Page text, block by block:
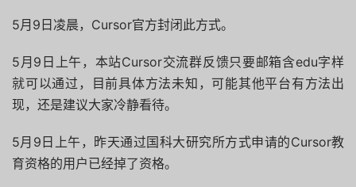
5月9日凌晨，Cursor官方封闭此方式。
5月9日上午，本站Cursor交流群反馈只要邮箱含edu字样
就可以通过，目前具体方法未知，可能其他平台有方法出
现，还是建议大家冷静看待。
5月9日上午，昨天通过国科大研究所方式申请的Cursor教
育资格的用户已经掉了资格。